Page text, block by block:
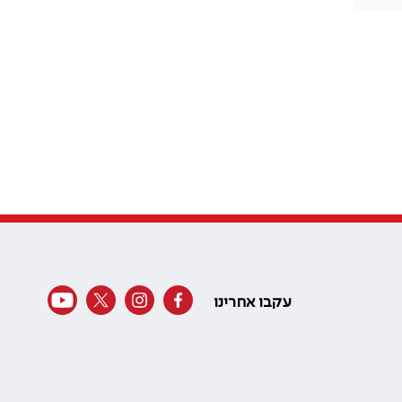
עקבו אחרינו